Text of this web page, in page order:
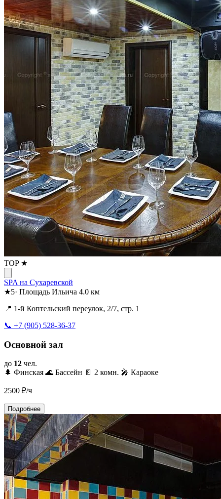
TOP ★
SPA на Сухаревской
★5· Площадь Ильича 4.0 км
📍 1-й Коптельский переулок, 2/7, стр. 1
📞 +7 (905) 528-36-37
Основной зал
до 12 чел.
🌲 Финская 🌊 Бассейн 🚪 2 комн. 🎤 Караоке
2500 ₽/ч
Подробнее